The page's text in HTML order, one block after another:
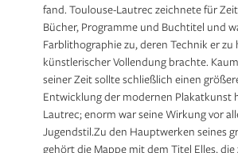
fand. Toulouse-Lautrec zeichnete für
Bücher, Programme und Buchtitel und
Farblithographie zu, deren Technik er
künstlerischer Vollendung brachte.
seiner Zeit sollte schließlich einen
Entwicklung der modernen Plakatkunst
Lautrec; enorm war seine Wirkung vor
Jugendstil.Zu den Hauptwerken seines
gehört die Mappe mit dem Titel Elles,